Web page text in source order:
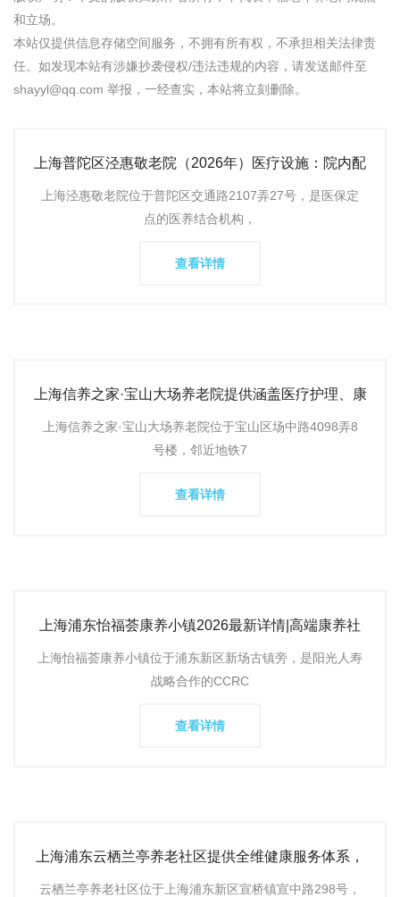
和立场。
本站仅提供信息存储空间服务，不拥有所有权，不承担相关法律责
任。如发现本站有涉嫌抄袭侵权/违法违规的内容，请发送邮件至
shayyl@qq.com 举报，一经查实，本站将立刻删除。
上海普陀区泾惠敬老院（2026年）医疗设施：院内配
上海泾惠敬老院位于普陀区交通路2107弄27号，是医保定
点的医养结合机构，
查看详情
上海信养之家·宝山大场养老院提供涵盖医疗护理、康
上海信养之家·宝山大场养老院位于宝山区场中路4098弄8
号楼，邻近地铁7
查看详情
上海浦东怡福荟康养小镇2026最新详情|高端康养社
上海怡福荟康养小镇位于浦东新区新场古镇旁，是阳光人寿
战略合作的CCRC
查看详情
上海浦东云栖兰亭养老社区提供全维健康服务体系，
云栖兰亭养老社区位于上海浦东新区宣桥镇宣中路298号，